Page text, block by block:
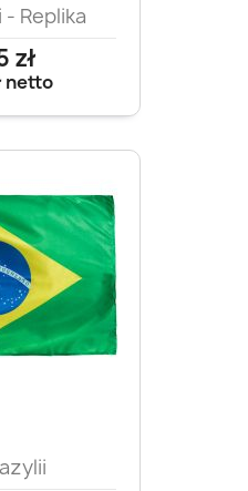
- Replika
zł
netto